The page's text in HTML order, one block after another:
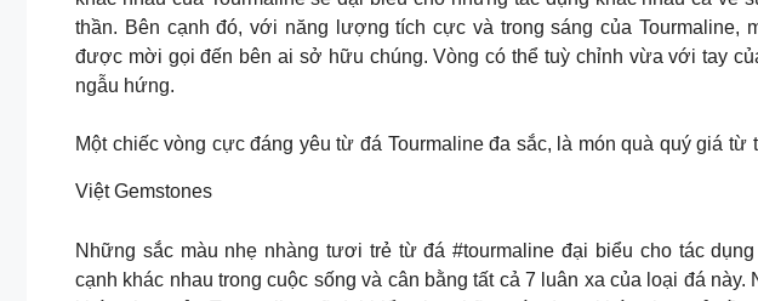
thần. Bên cạnh đó, với năng lượng tích cực và trong sáng của Tourmaline,
được mời gọi đến bên ai sở hữu chúng. Vòng có thể tuỳ chỉnh vừa với tay
ngẫu hứng.
Một chiếc vòng cực đáng yêu từ đá Tourmaline đa sắc, là món quà quý giá từ
Việt Gemstones
Những sắc màu nhẹ nhàng tươi trẻ từ đá #tourmaline đại biểu cho tác
cạnh khác nhau trong cuộc sống và cân bằng tất cả 7 luân xa của loại đá